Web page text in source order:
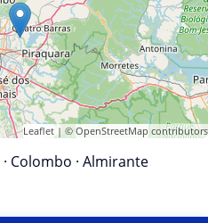
Leaflet| ©OpenStreetMap contributors
· Colombo · Almirante